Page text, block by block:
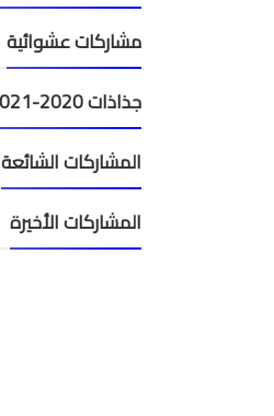
مشاركات عشوائية
جذاذات 2020-2021
المشاركات الشائعة
المشاركات الأخيرة